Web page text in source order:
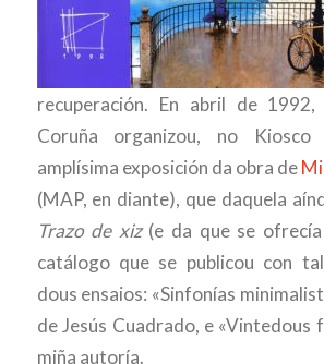
recuperación. En abril de
Coruña organizou, no Kiosco
amplísima exposición da obra de
(MAP, en diante), que daquela
Trazo de xiz(e da que se
catálogo que se publicou con
dous ensaios: «Sinfonías
de Jesús Cuadrado, e «Vintedous
miña autoría.